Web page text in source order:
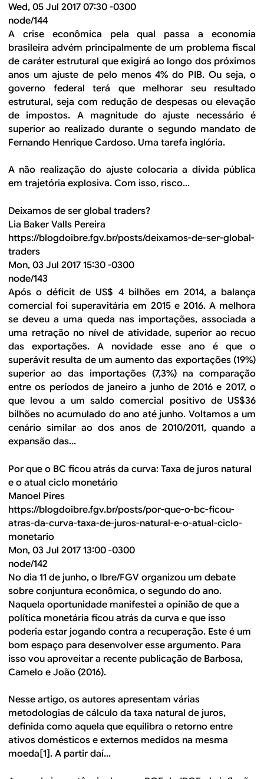
Wed, 05 Jul 2017 07:30 -0300
node/144
A crise econômica pela qual passa a economia
brasileira advém principalmente de um problema fiscal
de caráter estrutural que exigirá ao longo dos próximos
anos um ajuste de pelo menos 4% do PIB. Ou seja, o
governo federal terá que melhorar seu resultado
estrutural, seja com redução de despesas ou elevação
de impostos. A magnitude do ajuste necessário é
superior ao realizado durante o segundo mandato de
Fernando Henrique Cardoso. Uma tarefa inglória.
A não realização do ajuste colocaria a dívida pública
em trajetória explosiva. Com isso, risco...
Deixamos de ser global traders?
Lia Baker Valls Pereira
https://blogdoibre.fgv.br/posts/deixamos-de-ser-global-
traders
Mon, 03 Jul 2017 15:30 -0300
node/143
Após o déficit de US$ 4 bilhões em 2014, a balança
comercial foi superavitária em 2015 e 2016. A melhora
se deveu a uma queda nas importações, associada a
uma retração no nível de atividade, superior ao recuo
das exportações. A novidade esse ano é que o
superávit resulta de um aumento das exportações (19%)
superior ao das importações (7,3%) na comparação
entre os períodos de janeiro a junho de 2016 e 2017, o
que levou a um saldo comercial positivo de US$36
bilhões no acumulado do ano até junho. Voltamos a um
cenário similar ao dos anos de 2010/2011, quando a
expansão das...
Por que o BC ficou atrás da curva: Taxa de juros natural
e o atual ciclo monetário
Manoel Pires
https://blogdoibre.fgv.br/posts/por-que-o-bc-ficou-
atras-da-curva-taxa-de-juros-natural-e-o-atual-ciclo-
monetario
Mon, 03 Jul 2017 13:00 -0300
node/142
No dia 11 de junho, o Ibre/FGV organizou um debate
sobre conjuntura econômica, o segundo do ano.
Naquela oportunidade manifestei a opinião de que a
política monetária ficou atrás da curva e que isso
poderia estar jogando contra a recuperação. Este é um
bom espaço para desenvolver esse argumento. Para
isso vou aproveitar a recente publicação de Barbosa,
Camelo e João (2016).
Nesse artigo, os autores apresentam várias
metodologias de cálculo da taxa natural de juros,
definida como aquela que equilibra o retorno entre
ativos domésticos e externos medidos na mesma
moeda[1]. A partir daí...